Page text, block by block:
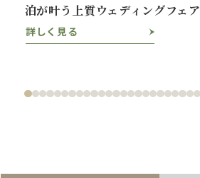
泊が叶う上質ウェディングフェア
詳しく見る